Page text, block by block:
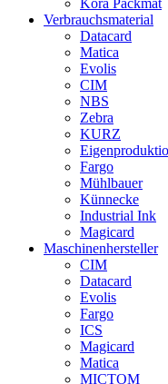
Köra Packmat
Verbrauchsmaterial
Datacard
Matica
Evolis
CIM
NBS
Zebra
KURZ
Fargo
Mühlbauer
Künnecke
Industrial Ink
Magicard
Maschinenhersteller
CIM
Datacard
Evolis
Fargo
ICS
Magicard
Matica
MICTOM